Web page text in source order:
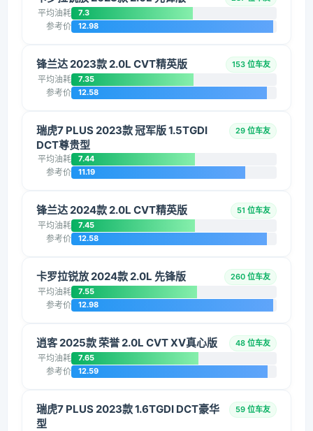
平均油耗 7.3
参考价 12.98
锋兰达 2023款 2.0L CVT精英版 153 位车友
平均油耗 7.35
参考价 12.58
瑞虎7 PLUS 2023款 冠军版 1.5TGDI
DCT尊贵型
29 位车友
平均油耗 7.44
参考价 11.19
锋兰达 2024款 2.0L CVT精英版 51 位车友
平均油耗 7.45
参考价 12.58
卡罗拉锐放 2024款 2.0L 先锋版 260 位车友
平均油耗 7.55
参考价 12.98
逍客 2025款 荣誉 2.0L CVT XV真心版 48 位车友
平均油耗 7.65
参考价 12.59
瑞虎7 PLUS 2023款 1.6TGDI DCT豪华
型
59 位车友